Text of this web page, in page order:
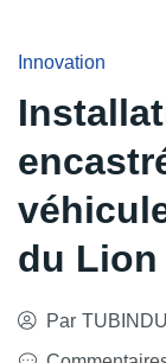
Innovation
du
Par